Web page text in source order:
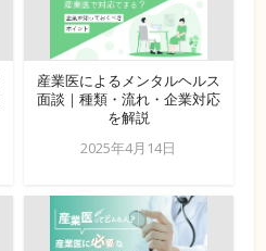
産業医によるメンタルヘルス
面談｜種類・流れ・企業対応
を解説
2025年4月14日